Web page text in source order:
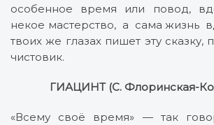
особенное время или повод,
некое мастерство, а сама жизнь
твоих же глазах пишет эту сказку,
чистовик.
ГИАЦИНТ (С. Флоринская-
«Всему своё время» — так